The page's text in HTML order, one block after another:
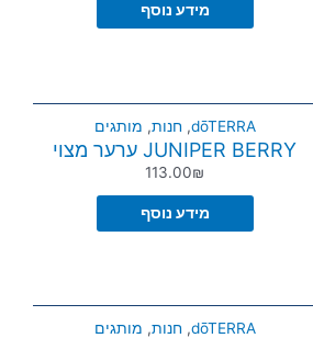
מידע נוסף
dōTERRA
,חנות, מותגים
JUNIPER BERRY ערער מצוי
113.00₪
מידע נוסף
dōTERRA
,חנות, מותגים